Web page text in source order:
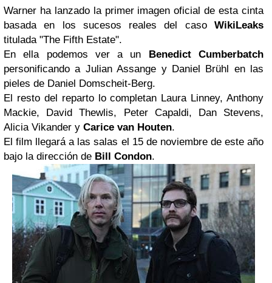
Warner ha lanzado la primer imagen oficial de esta cinta
basada en los sucesos reales del caso WikiLeaks
titulada "The Fifth Estate".
En ella podemos ver a un Benedict Cumberbatch
personificando a Julian Assange y Daniel Brühl en las
pieles de Daniel Domscheit-Berg.
El resto del reparto lo completan Laura Linney, Anthony
Mackie, David Thewlis, Peter Capaldi, Dan Stevens,
Alicia Vikander y Carice van Houten.
El film llegará a las salas el 15 de noviembre de este año
bajo la dirección de Bill Condon.